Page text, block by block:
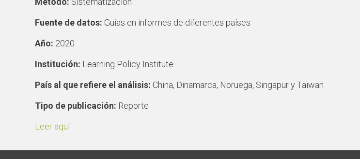
Fuente de datos: Guías en informes de diferentes países
Año: 2020
Institución: Learning Policy Institute
País al que refiere el análisis: China, Dinamarca, Noruega, Singapur y Taiwan
Tipo de publicación: Reporte
Leer aquí